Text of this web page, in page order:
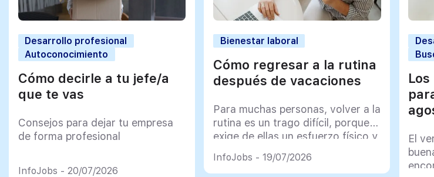
Desarrollo profesional
Autoconocimiento
Cómo decirle a tu jefe/a
que te vas
Consejos para dejar tu empresa
de forma profesional
InfoJobs - 20/07/2026
Bienestar laboral
Cómo regresar a la rutina
después de vacaciones
Para muchas personas, volver a la
rutina es un trago difícil, porque
exige de ellas un esfuerzo físico y
InfoJobs - 19/07/2026
El